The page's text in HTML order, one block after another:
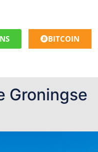
BITCOIN
Groningse